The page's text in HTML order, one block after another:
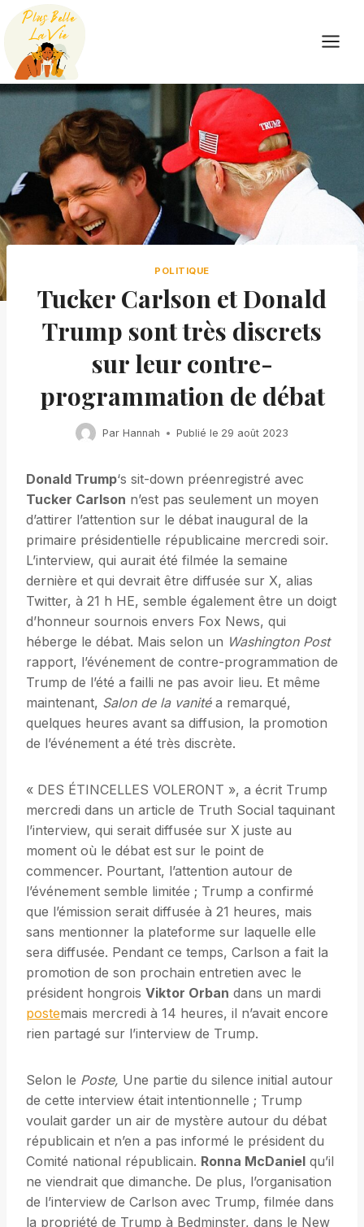
Skip
content
POLITIQUE
Tucker Carlson et Donald
Trump sont très discrets
sur leur contre-
programmation de débat
Par Hannah Publié le 29 août 2023
Donald Trump‘s sit-down préenregistré avec
Tucker Carlson n’est pas seulement un moyen
d’attirer l’attention sur le débat inaugural de la
primaire présidentielle républicaine mercredi soir.
L’interview, qui aurait été filmée la semaine
dernière et qui devrait être diffusée sur X, alias
Twitter, à 21 h HE, semble également être un doigt
d’honneur sournois envers Fox News, qui
héberge le débat. Mais selon un Washington Post
rapport, l’événement de contre-programmation de
Trump de l’été a failli ne pas avoir lieu. Et même
maintenant, Salon de la vanitéa remarqué,
quelques heures avant sa diffusion, la promotion
de l’événement a été très discrète.
« DES ÉTINCELLES VOLERONT », a écrit Trump
mercredi dans un article de Truth Social taquinant
l’interview, qui serait diffusée sur X juste au
moment où le débat est sur le point de
commencer. Pourtant, l’attention autour de
l’événement semble limitée ; Trump a confirmé
que l’émission serait diffusée à 21 heures, mais
sans mentionner la plateforme sur laquelle elle
sera diffusée. Pendant ce temps, Carlson a fait la
promotion de son prochain entretien avec le
président hongrois Viktor Orban dans un mardi
postemais mercredi à 14 heures, il n’avait encore
rien partagé sur l’interview de Trump.
Selon le Poste, Une partie du silence initial autour
de cette interview était intentionnelle ; Trump
voulait garder un air de mystère autour du débat
républicain et n’en a pas informé le président du
Comité national républicain. Ronna McDaniel qu’il
ne viendrait que dimanche. De plus, l’organisation
de l’interview de Carlson avec Trump, filmée dans
la propriété de Trump à Bedminster, dans le New